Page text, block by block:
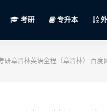
考研 专升本
研章晋林英语全程（章晋林） 百度